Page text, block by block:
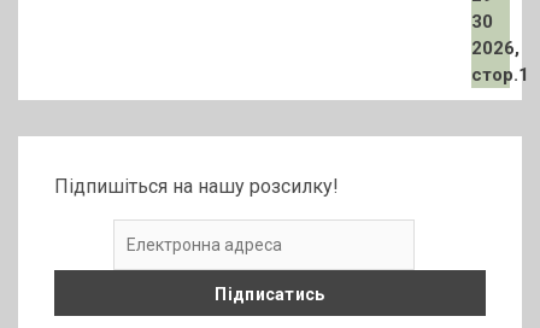
Підпишіться на нашу розсилку!